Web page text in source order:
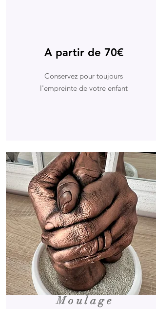
A partir de 70€
Conservez pour toujours
l'empreinte de votre enfant
Moulage